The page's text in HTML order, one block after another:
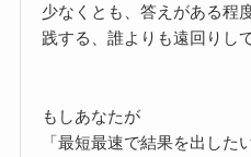
少なくとも、答えがある程
践する、誰よりも遠回りし
もしあなたが
「最短最速で結果を出したい